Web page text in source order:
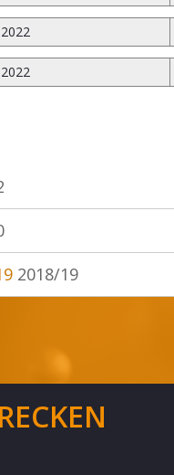
2018/19